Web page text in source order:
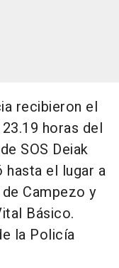
recibieron el
horas del
SOS Deiak
el lugar a
Campezo y
Básico.
la Policía